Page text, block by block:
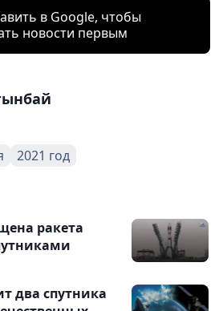
в Google, чтобы
новости первым
2021 год
ракета
два спутника